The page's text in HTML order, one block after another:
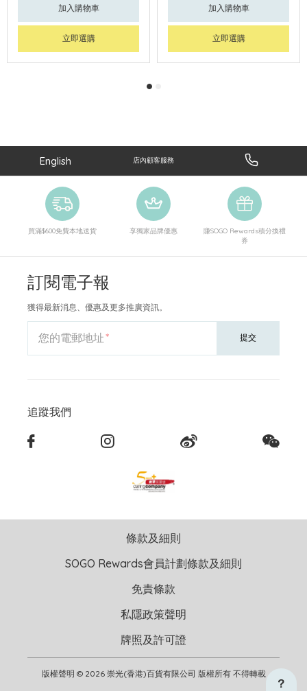
加入購物車
立即選購
加入購物車
立即選購
English 店內顧客服務
買滿$600免費本地送貨 享獨家品牌優惠
賺SOGO Rewards積分換禮
券
訂閱電子報
獲得最新消息、優惠及更多推廣資訊。
您的電郵地址 提交
追蹤我們
版權聲明 © 2026 崇光(香港)百貨有限公司 版權所有 不得轉載
條款及細則
SOGO Rewards會員計劃條款及細則
免責條款
私隱政策聲明
牌照及許可證